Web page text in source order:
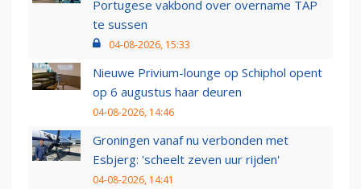
Portugese vakbond over overname TAP
te sussen
04-08-2026, 15:33
Nieuwe Privium-lounge op Schiphol opent
op 6 augustus haar deuren
04-08-2026, 14:46
Groningen vanaf nu verbonden met
Esbjerg: 'scheelt zeven uur rijden'
04-08-2026, 14:41